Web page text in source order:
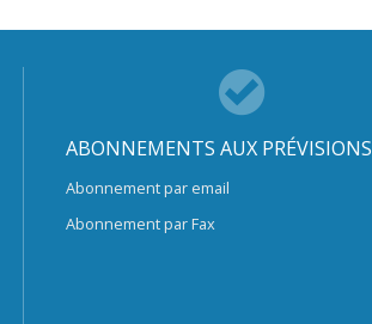
ABONNEMENTS AUX PRÉVISIONS
Abonnement par email
Abonnement par Fax